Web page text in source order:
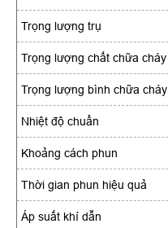
Trọng lượng trụ
Trọng lượng chất chữa cháy
Trọng lượng bình chữa cháy
Nhiệt độ chuẩn
Khoảng cách phun
Thời gian phun hiệu quả
Áp suất khí dẫn